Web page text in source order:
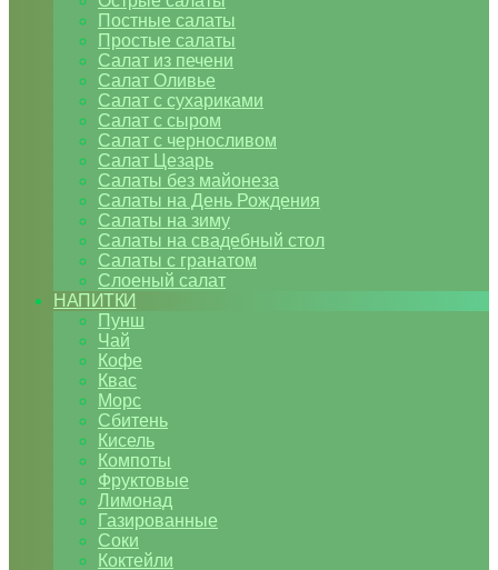
Постные салаты
Простые салаты
Салат из печени
Салат Оливье
Салат с сухариками
Салат с сыром
Салат с черносливом
Салат Цезарь
Салаты без майонеза
Салаты на День Рождения
Салаты на зиму
Салаты на свадебный стол
Салаты с гранатом
Слоеный салат
НАПИТКИ
Пунш
Чай
Кофе
Квас
Морс
Сбитень
Кисель
Компоты
Фруктовые
Лимонад
Газированные
Соки
Коктейли